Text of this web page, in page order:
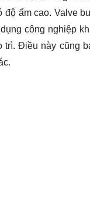
ẩm cao. Valve
công nghiệp
Điều này cũng